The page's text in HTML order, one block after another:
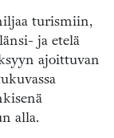
turismiin,
ja etelä
ajoittuvan
alla.